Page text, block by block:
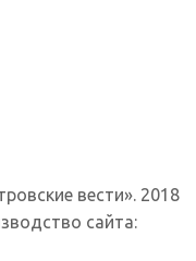
вести». 2018
сайта: